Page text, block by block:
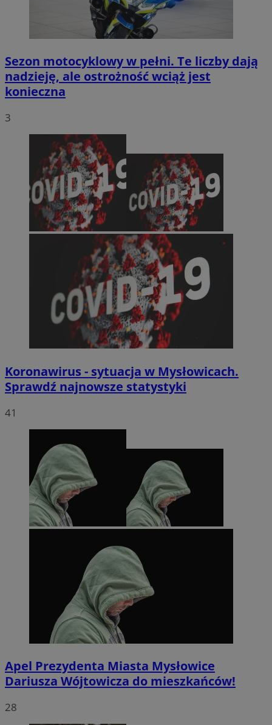
Sezon motocyklowy w pełni. Te liczby dają
nadzieję, ale ostrożność wciąż jest
konieczna
3
Koronawirus - sytuacja w Mysłowicach.
Sprawdź najnowsze statystyki
41
Apel Prezydenta Miasta Mysłowice
Dariusza Wójtowicza do mieszkańców!
28